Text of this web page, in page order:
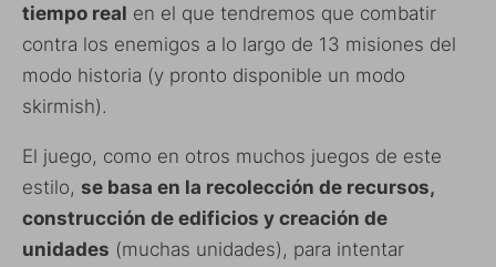
tiempo real en el que tendremos que combatir
contra los enemigos a lo largo de 13 misiones del
modo historia (y pronto disponible un modo
skirmish).
El juego, como en otros muchos juegos de este
estilo, se basa en la recolección de recursos,
construcción de edificios y creación de
unidades (muchas unidades), para intentar